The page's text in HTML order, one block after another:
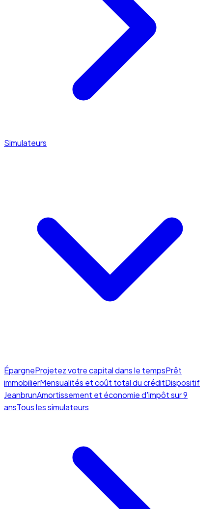
Simulateurs
ÉpargneProjetez votre capital dans le tempsPrêt
immobilierMensualités et coût total du créditDispositif
JeanbrunAmortissement et économie d'impôt sur 9
ansTous les simulateurs